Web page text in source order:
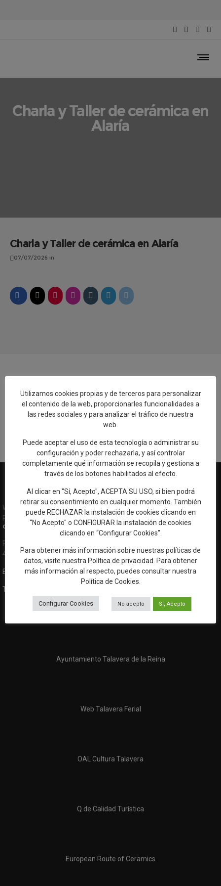
Charla y Taller de cerámica en
Alaría
Charla y Taller de cerámica en Alaría
07/07/2026 in
Añadir reseña en Google
Rellenar encuesta de calidad
Web oficial de Turismo del Excmo. Ayuntamiento de Talavera de la
Reina
OFICINA DE TURISMO
Ronda del Cañillo, s/n
45600 Talavera de la Reina (Toledo)
Email: oficinaturismo@talavera.org
Teléfono:
Ayuntamiento Talavera de la Reina
Web Talavera Ferial
OAL Cultura Talavera
Q de Calidad Turística
European Route of Ceramics
Utilizamos cookies propias y de terceros para personalizar
el contenido de la web, proporcionarles funcionalidades a
las redes sociales y para analizar el tráfico de nuestra
web.
Puede aceptar el uso de esta tecnología o administrar su
configuración y poder rechazarla, y así controlar
completamente qué información se recopila y gestiona a
través de los botones habilitados al efecto.
Al clicar en "Sí, Acepto", ACEPTA SU USO, si bien podrá
retirar su consentimiento en cualquier momento. También
puede RECHAZAR la instalación de cookies clicando en
“No Acepto" o CONFIGURAR la instalación de cookies
clicando en “Configurar Cookies”.
Para obtener más información sobre nuestras políticas de
datos, visite nuestra Política de privacidad. Para obtener
más información al respecto, puedes consultar nuestra
Política de Cookies.
Configurar Cookies No acepto Sí, Acepto